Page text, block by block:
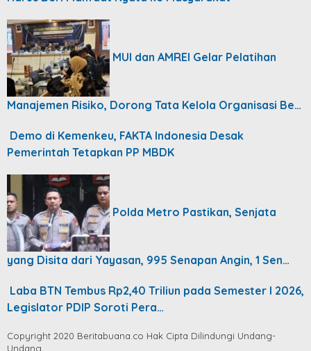
MUI dan AMREI Gelar Pelatihan
Manajemen Risiko, Dorong Tata Kelola Organisasi Be…
Demo di Kemenkeu, FAKTA Indonesia Desak
Pemerintah Tetapkan PP MBDK
Polda Metro Pastikan, Senjata
yang Disita dari Yayasan, 995 Senapan Angin, 1 Sen…
Laba BTN Tembus Rp2,40 Triliun pada Semester I 2026,
Legislator PDIP Soroti Pera…
Copyright 2020 Beritabuana.co Hak Cipta Dilindungi Undang-
Undang